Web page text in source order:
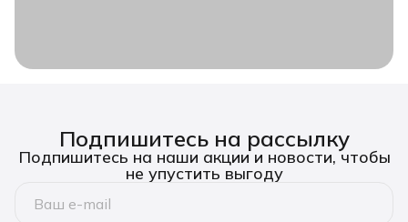
Подпишитесь на рассылку
Подпишитесь на наши акции и новости, чтобы
не упустить выгоду